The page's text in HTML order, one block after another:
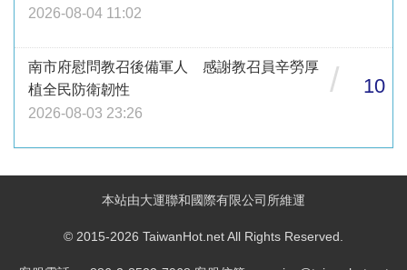
2026-08-04 11:02
南市府慰問教召後備軍人 感謝教召員辛勞厚
植全民防衛韌性
2026-08-03 23:26
/ 10
本站由大運聯和國際有限公司所維運
© 2015-2026 TaiwanHot.net All Rights Reserved.